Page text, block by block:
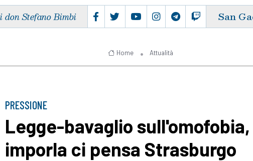
Stefano Bimbi San
Home Attualità
PRESSIONE
Legge-bavaglio
imporla ci pensa Strasburgo